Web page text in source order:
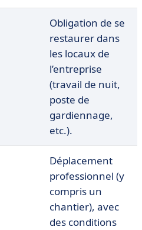
Obligation de se
restaurer dans
les locaux de
l’entreprise
(travail de nuit,
poste de
gardiennage,
etc.).
Déplacement
professionnel (y
compris un
chantier), avec
des conditions